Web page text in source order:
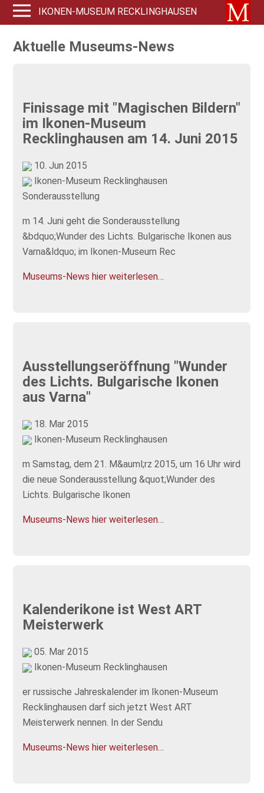
IKONEN-MUSEUM RECKLINGHAUSEN
Aktuelle Museums-News
Finissage mit "Magischen Bildern"
im Ikonen-Museum
Recklinghausen am 14. Juni 2015
10. Jun 2015
Ikonen-Museum Recklinghausen
Sonderausstellung
m 14. Juni geht die Sonderausstellung
&bdquo;Wunder des Lichts. Bulgarische Ikonen aus
Varna&ldquo; im Ikonen-Museum Rec
Museums-News hier weiterlesen…
Ausstellungseröffnung "Wunder
des Lichts. Bulgarische Ikonen
aus Varna"
18. Mar 2015
Ikonen-Museum Recklinghausen
m Samstag, dem 21. M&auml;rz 2015, um 16 Uhr wird
die neue Sonderausstellung &quot;Wunder des
Lichts. Bulgarische Ikonen
Museums-News hier weiterlesen…
Kalenderikone ist West ART
Meisterwerk
05. Mar 2015
Ikonen-Museum Recklinghausen
er russische Jahreskalender im Ikonen-Museum
Recklinghausen darf sich jetzt West ART
Meisterwerk nennen. In der Sendu
Museums-News hier weiterlesen…